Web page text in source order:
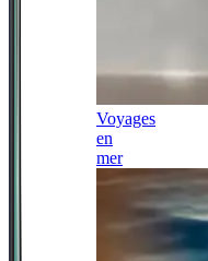
Voyages
en
mer